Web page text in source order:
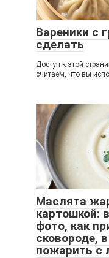
Вареники с
сделать
Доступ к этой
считаем, что вы
Маслята
картошкой:
фото, как
сковороде,
пожарить с